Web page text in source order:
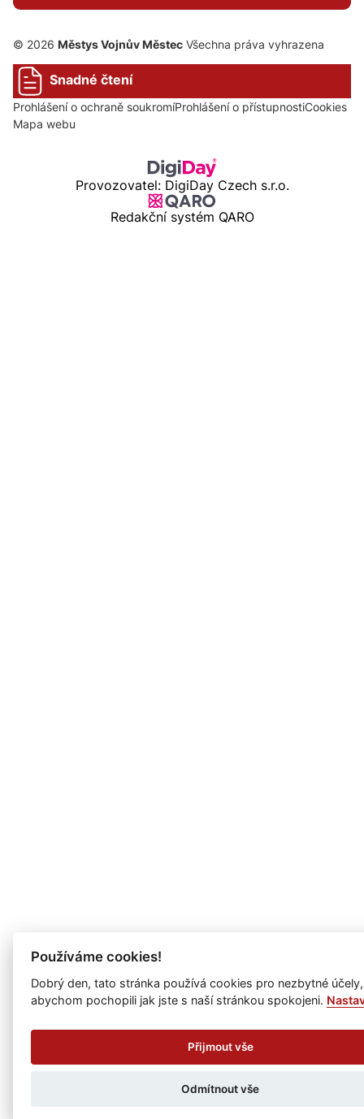
© 2026 Městys Vojnův Městec Všechna práva vyhrazena
Snadné čtení
Prohlášení o ochraně soukromíProhlášení o přístupnostiCookies
Mapa webu
Provozovatel: DigiDay Czech s.r.o.
Redakční systém QARO
Používáme cookies!
Dobrý den, tato stránka používá cookies pro nezbytné
abychom pochopili jak jste s naší stránkou spokojeni.
Přijmout vše
Odmítnout vše